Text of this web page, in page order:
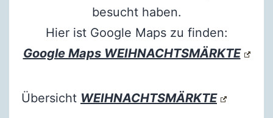
besucht haben.
Hier ist Google Maps zu finden:
Google Maps WEIHNACHTSMÄRKTE
Übersicht WEIHNACHTSMÄRKTE